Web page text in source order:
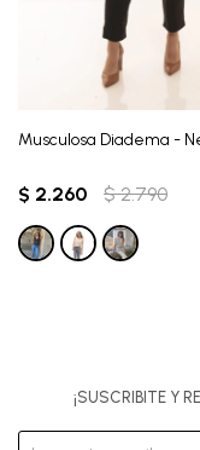
Musculosa Diadema -
$ 2.260 $ 2.790
¡SUSCRIBITE Y